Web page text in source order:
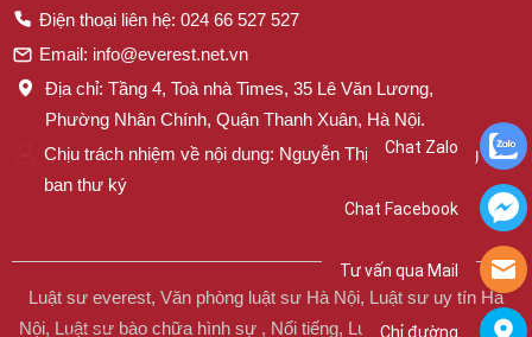
Chat Zalo
Chat Facebook
Tư vấn qua Mail
Chỉ đường
Điện thoại liên hệ: 024 66 527 527
Email: info@everest.net.vn
Địa chỉ: Tầng 4, Toà nhà Times, 35 Lê Văn Lương,
Phường Nhân Chính, Quận Thanh Xuân, Hà Nội.
Chịu trách nhiệm về nội dung: Nguyễn Thị Mai – Trưởng
ban thư ký
Luật sư everest, Văn phòng luật sư Hà Nội, Luật sư uy tín Hà
Nội, Luật sư bào chữa hình sự , Nổi tiếng, Luật sư everest, Luật